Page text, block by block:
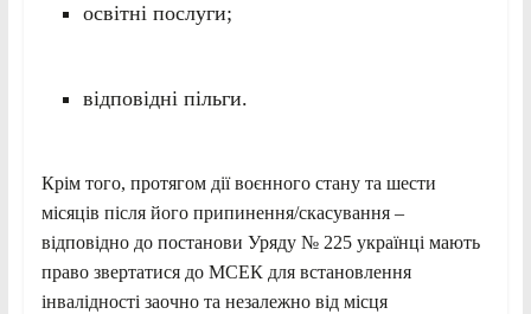
освітні послуги;
відповідні пільги.
Крім того, протягом дії воєнного стану та шести
місяців після його припинення/скасування –
відповідно до постанови Уряду № 225 українці мають
право звертатися до МСЕК для встановлення
інвалідності заочно та незалежно від місця